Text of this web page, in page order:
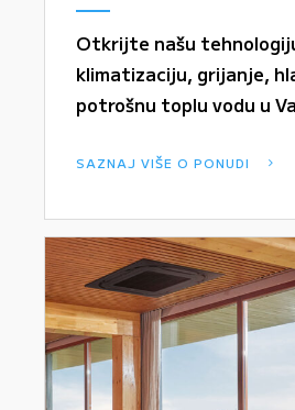
Otkrijte našu
klimatizaciju, grijanje,
potrošnu toplu vodu u
SAZNAJ VIŠE O PONUDI